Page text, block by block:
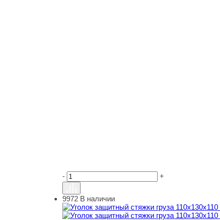
- +
Уголок защитный стяжки груза 110х130х110
9972 В наличии